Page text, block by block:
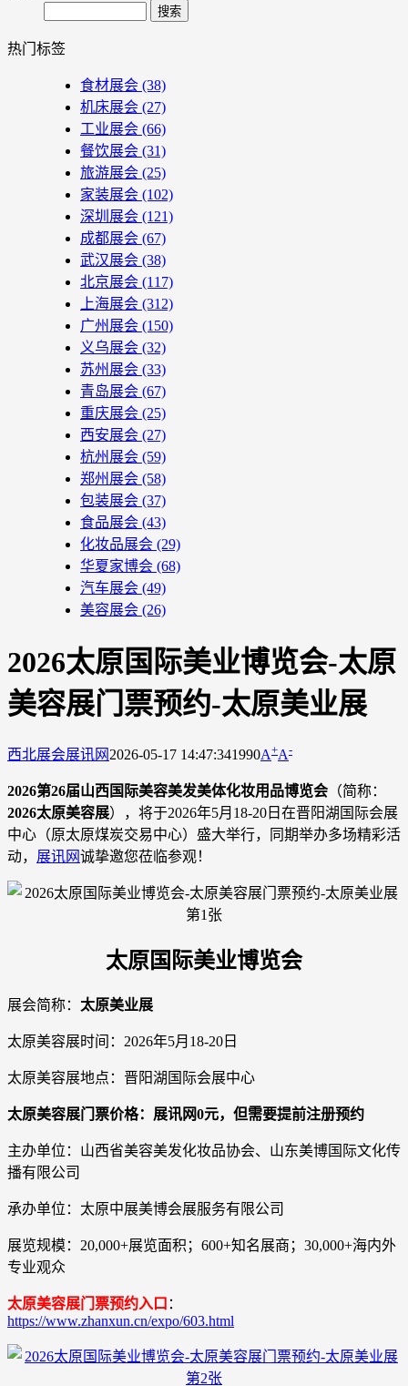
Search
热门标签
食材展会 (38)
机床展会 (27)
工业展会 (66)
餐饮展会 (31)
旅游展会 (25)
家装展会 (102)
深圳展会 (121)
成都展会 (67)
武汉展会 (38)
北京展会 (117)
上海展会 (312)
广州展会 (150)
义乌展会 (32)
苏州展会 (33)
青岛展会 (67)
重庆展会 (25)
西安展会 (27)
杭州展会 (59)
郑州展会 (58)
包装展会 (37)
食品展会 (43)
化妆品展会 (29)
华夏家博会 (68)
汽车展会 (49)
美容展会 (26)
2026太原国际美业博览会-太原
美容展门票预约-太原美业展
西北展会展讯网 2026-05-17 14:47:341990A+A-
2026第26届山西国际美容美发美体化妆用品博览会 （简称：
2026太原美容展），将于2026年5月18-20日在晋阳湖国际会展
中心（原太原煤炭交易中心）盛大举行，同期举办多场精彩活
动， 展讯网诚挚邀您莅临参观！
太原国际美业博览会
展会简称： 太原美业展
太原美容展时间：2026年5月18-20日
太原美容展地点：晋阳湖国际会展中心
太原美容展门票价格：展讯网0元，但需要提前注册预约
主办单位：山西省美容美发化妆品协会、山东美博国际文化传
播有限公司
承办单位：太原中展美博会展服务有限公司
展览规模：20,000+展览面积；600+知名展商；30,000+海内外
专业观众
太原美容展门票预约入口 ：
https://www.zhanxun.cn/expo/603.html